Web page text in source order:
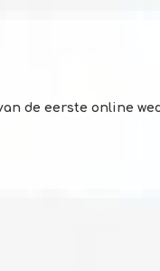
de eerste online